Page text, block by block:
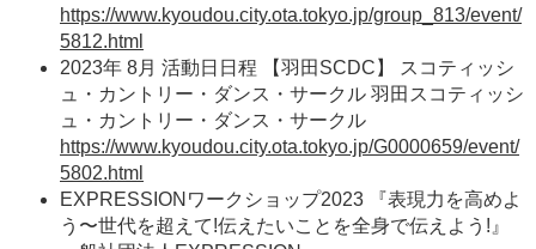
https://www.kyoudou.city.ota.tokyo.jp/group_813/event/
5812.html
2023年 8月 活動日日程 【羽田SCDC】 スコティッシ
ュ・カントリー・ダンス・サークル 羽田スコティッシ
ュ・カントリー・ダンス・サークル
https://www.kyoudou.city.ota.tokyo.jp/G0000659/event/
5802.html
EXPRESSIONワークショップ2023 『表現力を高めよ
う〜世代を超えて!伝えたいことを全身で伝えよう!』